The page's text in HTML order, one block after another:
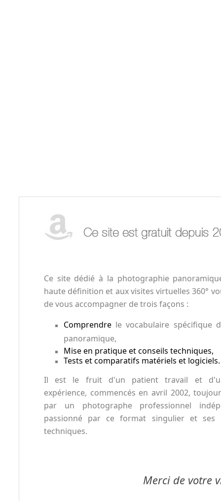
Ce site dédié à la photographie
haute définition et aux visites virtuelles 360°
de vous accompagner de trois façons :
Comprendre le vocabulaire spécifique
panoramique,
Mise en pratique et conseils techniques,
Tests et comparatifs matériels et logiciels.
Il est le fruit d'un patient travail et
expérience, commencés en avril 2002,
par un photographe professionnel
passionné par ce format singulier et ses
techniques.
Merci de votre